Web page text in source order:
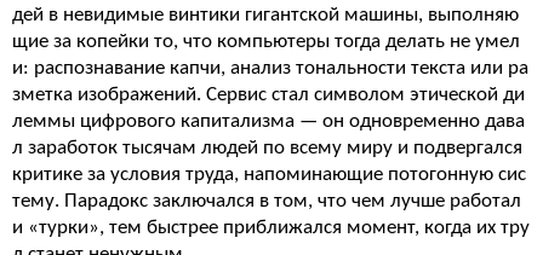
дей в невидимые винтики гигантской машины, выполняю
щие за копейки то, что компьютеры тогда делать не умел
и: распознавание капчи, анализ тональности текста или ра
зметка изображений. Сервис стал символом этической ди
леммы цифрового капитализма — он одновременно дава
л заработок тысячам людей по всему миру и подвергался
критике за условия труда, напоминающие потогонную сис
тему. Парадокс заключался в том, что чем лучше работал
и «турки», тем быстрее приближался момент, когда их тру